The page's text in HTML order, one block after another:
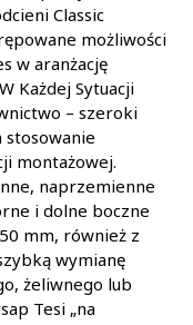
Classic
możliwości
w aranżację
Każdej Sytuacji
– szeroki
stosowanie
montażowej.
naprzemienne
i dolne boczne
mm, również z
wymianę
żeliwnego lub
Tesi „na